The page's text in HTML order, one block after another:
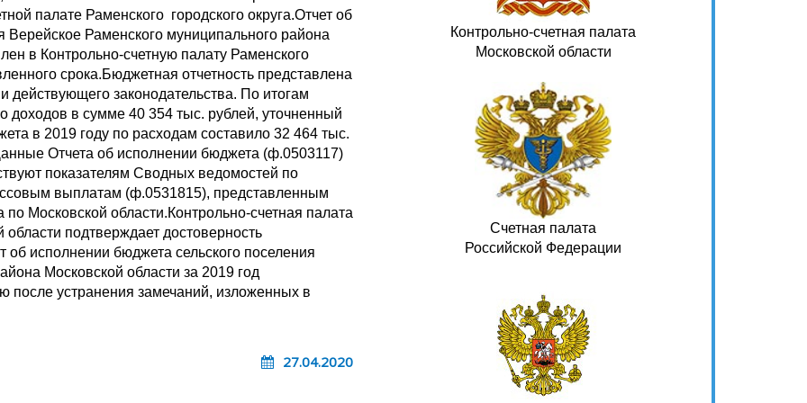
палате Раменского городского округа.Отчет об
Верейское Раменского муниципального района
в Контрольно-счетную палату Раменского
срока.Бюджетная отчетность представлена
действующего законодательства. По итогам
доходов в сумме 40 354 тыс. рублей, уточненный
в 2019 году по расходам составило 32 464 тыс.
Отчета об исполнении бюджета (ф.0503117)
показателям Сводных ведомостей по
выплатам (ф.0531815), представленным
Московской области.Контрольно-счетная палата
области подтверждает достоверность
исполнении бюджета сельского поселения
Московской области за 2019 год
после устранения замечаний, изложенных в
27.04.2020
Контрольно-счетная палата
Московской области
Счетная палата
Российской Федерации